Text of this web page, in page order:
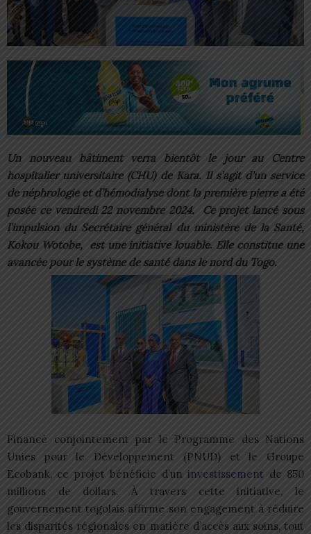
Un nouveau bâtiment verra bientôt le jour au Centre
hospitalier universitaire (CHU) de Kara. Il s’agit d’un service
de néphrologie et d’hémodialyse dont la première pierre a été
posée ce vendredi 22 novembre 2024. Ce projet lancé sous
l’impulsion du Secrétaire général du ministère de la Santé,
Kokou Wotobe, est une initiative louable. Elle constitue une
avancée pour le système de santé dans le nord du Togo.
Financé conjointement par le Programme des Nations
Unies pour le Développement (PNUD) et le Groupe
Ecobank, ce projet bénéficie d’uninvestissement de 850
millions de dollars. À travers cette initiative, le
gouvernement togolais affirme son engagement à réduire
les disparités régionales en matière d’accès aux soins, tout